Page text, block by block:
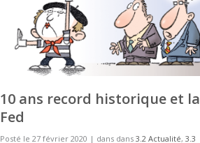
10 ans record historique et la
Fed
Posté le 27 février 2020 | dans dans 3.2 Actualité, 3.3